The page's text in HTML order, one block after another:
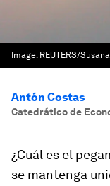
Image: REUTERS/
Antón Costas
Catedrático de
¿Cuál es el
se mantenga